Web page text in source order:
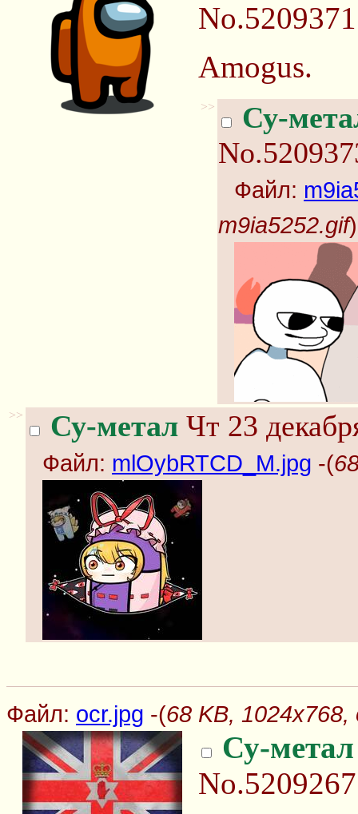
No.5209371
Amogus.
>>
Су-
Файл:
m9ia5252.gif)
>> Су-метал Чт 23
Файл: mlOybRTCD_M.jpg -(
Файл: ocr.jpg -(68 KB, 1024x768,
Су-метал
No.5209267